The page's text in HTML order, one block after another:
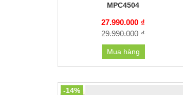
MPC4504
27.990.000 ₫
29.990.000 ₫
Mua hàng
-14%